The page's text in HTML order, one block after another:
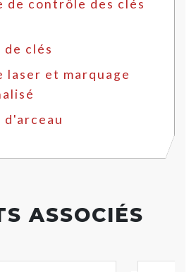
de contrôle des clés
de clés
laser et marquage
d'arceau
ASSOCIÉS